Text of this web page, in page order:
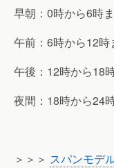
早朝：0時から6時
午前：6時から12時
午後：12時から18
夜間：18時から24
＞＞＞ スパンモデ